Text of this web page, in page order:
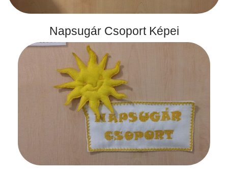
Napsugár Csoport Képei